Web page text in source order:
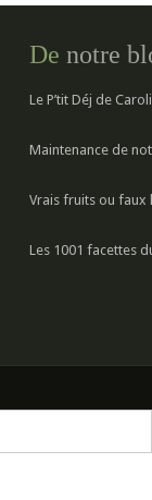
De notre
Le P’tit Déj de
Maintenance de
Vrais fruits ou faux
Les 1001 facettes